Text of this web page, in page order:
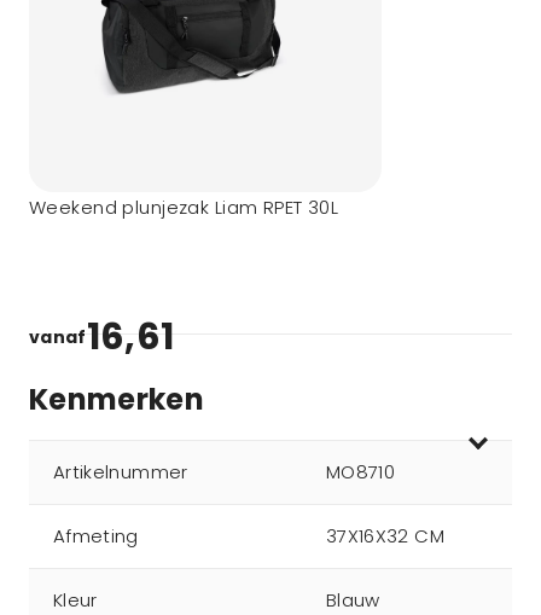
Weekend plunjezak Liam RPET 30L
vanaf16,61
Kenmerken
Artikelnummer MO8710
Afmeting 37X16X32 CM
Kleur Blauw